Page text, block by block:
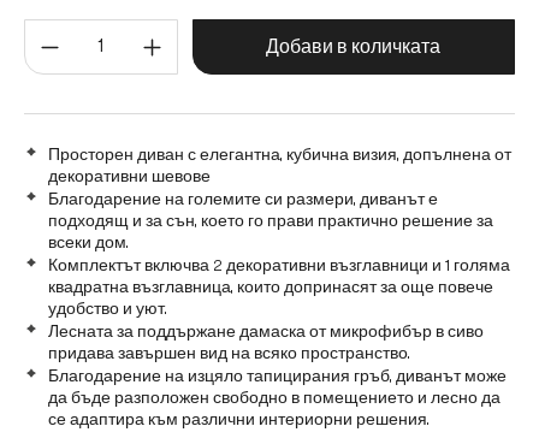
Количество на продукта:
Добави в количката
Просторен диван с елегантна, кубична визия, допълнена от
декоративни шевове
Благодарение на големите си размери, диванът е
подходящ и за сън, което го прави практично решение за
всеки дом.
Комплектът включва 2 декоративни възглавници и 1 голяма
квадратна възглавница, които допринасят за още повече
удобство и уют.
Лесната за поддържане дамаска от микрофибър в сиво
придава завършен вид на всяко пространство.
Благодарение на изцяло тапицирания гръб, диванът може
да бъде разположен свободно в помещението и лесно да
се адаптира към различни интериорни решения.